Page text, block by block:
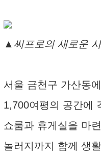
▲씨프로의 새로운
서울 금천구 가산동
1,700여평의 공간에
쇼룸과 휴게실을 마
놀러지까지 함께 생